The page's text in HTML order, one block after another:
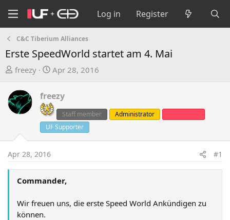
Log in Register
C&C Tiberium Alliances
Erste SpeedWorld startet am 4. Mai
T
r
e
a
s
a
r
r
freezy
S
r
t
d
e
Apr 28, 2016
freezy
Staff member Administrator
UF Supporter
Apr 28, 2016 #1
Commander,
Wir freuen uns, die erste Speed World Ankündigen zu
können.